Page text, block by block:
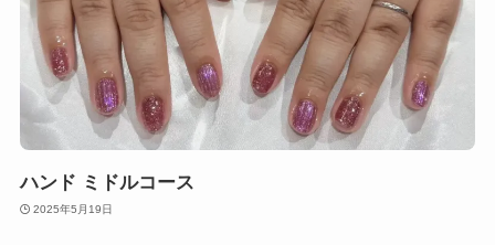
ハンド ミドルコース
2025年5月19日